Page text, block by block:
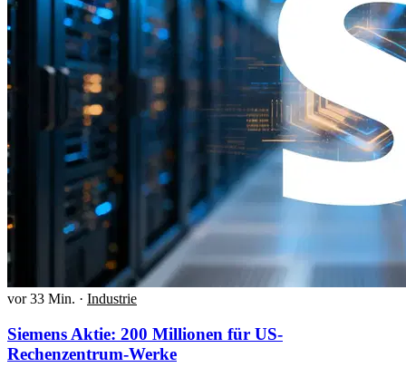
vor 33 Min. · Industrie
Siemens Aktie: 200 Millionen für US-
Rechenzentrum-Werke